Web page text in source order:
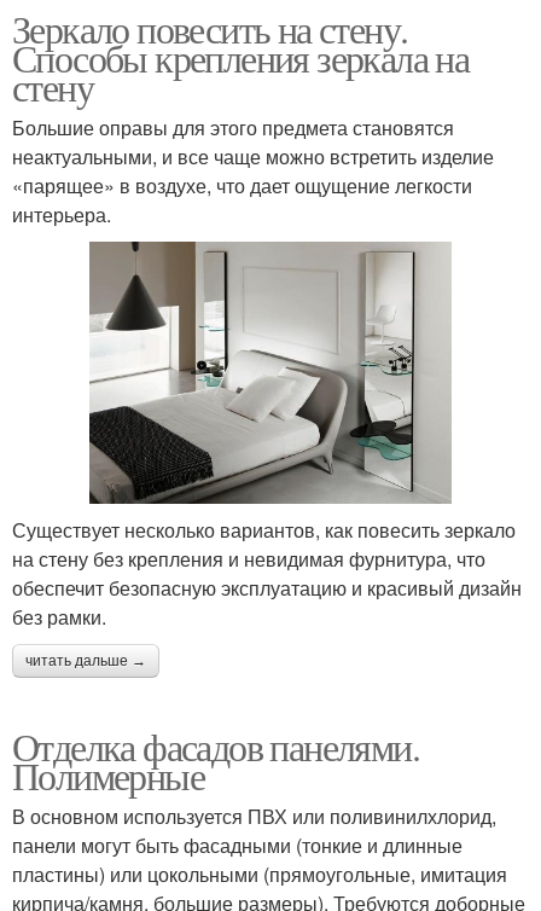
Зеркало повесить на стену.
Способы крепления зеркала на
стену
Большие оправы для этого предмета становятся
неактуальными, и все чаще можно встретить изделие
«парящее» в воздухе, что дает ощущение легкости
интерьера.
Существует несколько вариантов, как повесить зеркало
на стену без крепления и невидимая фурнитура, что
обеспечит безопасную эксплуатацию и красивый дизайн
без рамки.
читать дальше →
Отделка фасадов панелями.
Полимерные
В основном используется ПВХ или поливинилхлорид,
панели могут быть фасадными (тонкие и длинные
пластины) или цокольными (прямоугольные, имитация
кирпича/камня, большие размеры). Требуются доборные